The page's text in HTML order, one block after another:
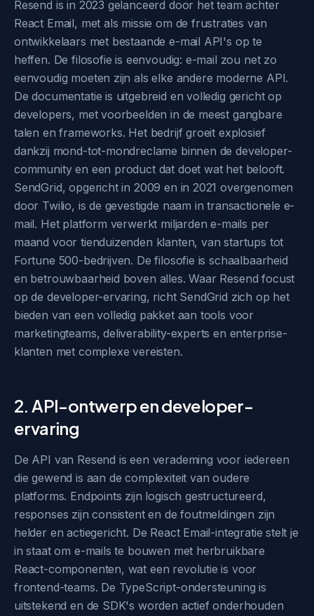
Resend is in 2023 gelanceerd door het team achter
React Email, met als missie om de frustraties van
ontwikkelaars met bestaande e-mail API's op te
heffen. De filosofie is eenvoudig: e-mail zou net zo
eenvoudig moeten zijn als elke andere moderne API.
De documentatie is uitgebreid en volledig gericht op
developers, met voorbeelden in de meest gangbare
talen en frameworks. Het bedrijf groeit explosief
dankzij mond-tot-mondreclame binnen de developer-
community en een product dat doet wat het belooft.
SendGrid, opgericht in 2009 en in 2021 overgenomen
door Twilio, is de gevestigde naam in transactionele e-
mail. Het platform verwerkt miljarden e-mails per
maand voor tienduizenden klanten, van startups tot
Fortune 500-bedrijven. De filosofie is schaalbaarheid
en betrouwbaarheid boven alles. Waar Resend focust
op de developer-ervaring, richt SendGrid zich op het
bieden van een volledig pakket aan tools voor
marketingteams, deliverability-experts en enterprise-
klanten met complexe vereisten.
2. API-ontwerp en developer-
ervaring
De API van Resend is een verademing voor iedereen
die gewend is aan de complexiteit van oudere
platforms. Endpoints zijn logisch gestructureerd,
responses zijn consistent en de foutmeldingen zijn
helder en actiegericht. De React Email-integratie stelt je
in staat om e-mails te bouwen met herbruikbare
React-componenten, wat een revolutie is voor
frontend-teams. De TypeScript-ondersteuning is
uitstekend en de SDK's worden actief onderhouden